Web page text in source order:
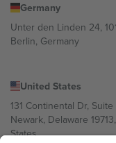
Germany
Unter den Linden 24,
Berlin, Germany
United States
131 Continental Dr,
Newark, Delaware
States